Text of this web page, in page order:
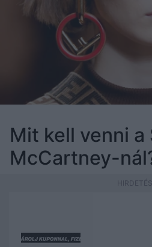
Mit kell venni a
McCartney-